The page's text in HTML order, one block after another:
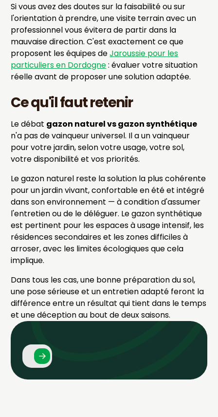
Si vous avez des doutes sur la faisabilité ou sur
l'orientation à prendre, une visite terrain avec un
professionnel vous évitera de partir dans la
mauvaise direction. C'est exactement ce que
proposent les équipes deJaroussie pour les
particuliers en Dordogne: évaluer votre situation
réelle avant de proposer une solution adaptée.
Ce qu'il faut retenir
Le débat gazon naturel vs gazon synthétique
n'a pas de vainqueur universel. Il a un vainqueur
pour votre jardin, selon votre usage, votre sol,
votre disponibilité et vos priorités.
Le gazon naturel reste la solution la plus cohérente
pour un jardin vivant, confortable en été et intégré
dans son environnement — à condition d'assumer
l'entretien ou de le déléguer. Le gazon synthétique
est pertinent pour les espaces à usage intensif, les
résidences secondaires et les zones difficiles à
arroser, avec les limites écologiques que cela
implique.
Dans tous les cas, une bonne préparation du sol,
une pose sérieuse et un entretien adapté feront la
différence entre un résultat qui tient dans le temps
et une déception au bout de deux saisons.